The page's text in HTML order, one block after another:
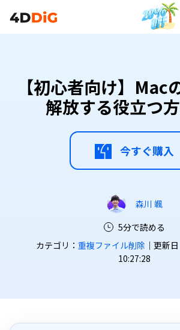
【初心者向け】Mac
解放する役立つ
今すぐ購入
森川 颯
5分で読める
カテゴリ： 重複ファイル削除 ｜更新
10:27:28